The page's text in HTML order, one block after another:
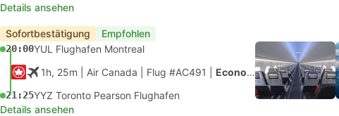
Details ansehen
Sofortbestätigung Empfohlen
20:00YUL Flughafen Montreal
1h, 25m | Air Canada Flug #AC491 Economy
21:25YYZ Toronto Pearson Flughafen
Details ansehen